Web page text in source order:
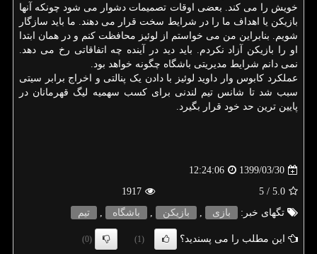
خویش را می کند. بعضی اوقات تصمیمات دشوار می شود چونکه آنها
بازیکن یا اهداف ما را در شرایط سخت قرار می دهند. ما باید سازگار
شویم. بنابراین من می خواستم از لوئیز محافظت کنم و در همان ابتدا
او را بازیکن آزاد نکردم. باید دید در آینده چه اتفاقاتی رخ می دهد.
نمی دانم شرایط مدیریتی باشگاه چگونه خواهد بود.
عملکرد کابوس وار داوید لوئیز با دادن یک پنالتی و اخراج برابر سیتی
سبب شد تا شانس تیم لندنی برای کسب سهمیه لیگ قهرمانان در
پایین ترین حد خود قرار بگیرد.
1399/03/30
12:24:06
5.0
/ 5
1917
تگهای خبر:
بازی , بازیكن , باشگاه , تیم
این مطلب را می پسندید؟ (1)
(0)